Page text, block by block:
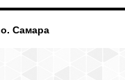
Самара